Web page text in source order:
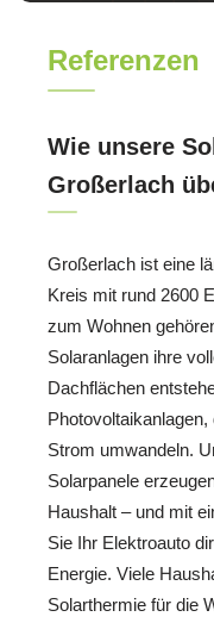
Referenzen
Wie unsere
Großerlach
Großerlach ist eine
Kreis mit rund 2600
zum Wohnen
Solaranlagen ihre
Dachflächen
Strom umwandeln.
Solarpanele
Haushalt – und mit
Sie Ihr Elektroauto
Energie. Viele
Solarthermie für die